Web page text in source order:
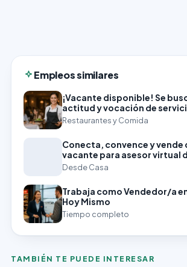
Empleos similares
¡Vacante disponible! Se
actitud y vocación de
Restaurantes y Comida
Conecta, convence y vende
vacante para asesor virtual
Desde Casa
Trabaja como Vendedor/a
Hoy Mismo
Tiempo completo
TAMBIÉN TE PUEDE INTERESAR